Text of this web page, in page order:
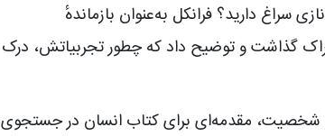
سراغ دارید؟ فرانکل به‌عنوان بازماندهٔ
گذاشت و توضیح داد که چطور تجربیاتش، درک
شخصیت، مقدمه‌ای برای کتاب انسان در جستجوی